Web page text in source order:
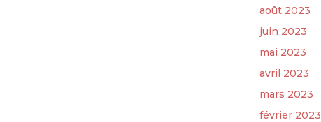
août 2023
juin 2023
mai 2023
avril 2023
mars 2023
février 2023